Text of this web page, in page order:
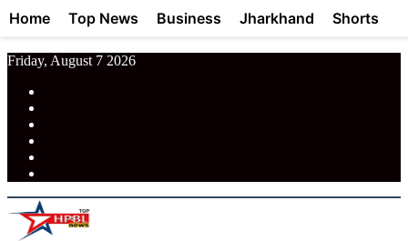
Friday, August 7 2026
Home Top News Business Jharkhand Shorts